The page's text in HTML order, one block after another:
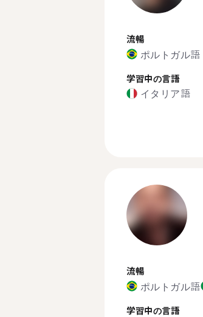
流暢
ポルトガル語
学習中の言語
イタリア語
流暢
ポルトガル語
学習中の言語